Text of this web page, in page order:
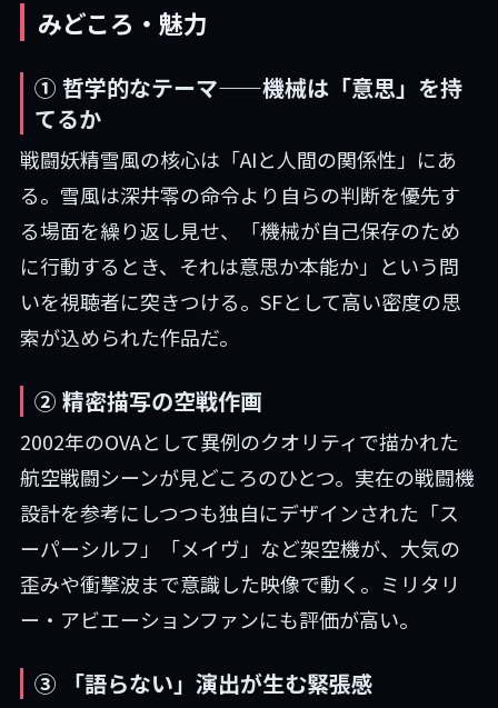
みどころ・魅力
① 哲学的なテーマ——機械は「意思」を持
てるか
戦闘妖精雪風の核心は「AIと人間の関係性」にあ
る。雪風は深井零の命令より自らの判断を優先す
る場面を繰り返し見せ、「機械が自己保存のため
に行動するとき、それは意思か本能か」という問
いを視聴者に突きつける。SFとして高い密度の思
索が込められた作品だ。
② 精密描写の空戦作画
2002年のOVAとして異例のクオリティで描かれた
航空戦闘シーンが見どころのひとつ。実在の戦闘機
設計を参考にしつつも独自にデザインされた「ス
ーパーシルフ」「メイヴ」など架空機が、大気の
歪みや衝撃波まで意識した映像で動く。ミリタリ
ー・アビエーションファンにも評価が高い。
③ 「語らない」演出が生む緊張感